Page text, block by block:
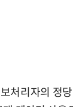
처리자의 정